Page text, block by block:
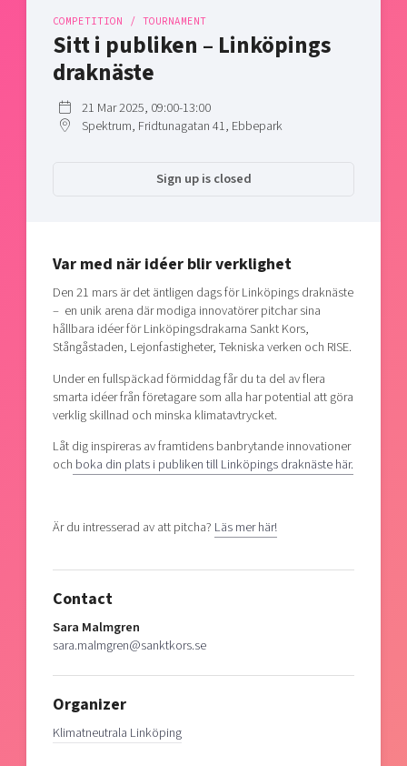
Shaping cities and regions
East Sweden Tech Women
Upscaling
Talent & skills
Startup & industry collaboration
Offers to boost your business
Funding opportunities
Our community of companies
Projects
Publications
Project toolbox
Locations
Today's lunch in Mjärdevi
COMPETITION / TOURNAMENT
Sitt i publiken – Linköpings
draknäste
21 Mar 2025, 09:00-13:00
Spektrum, Fridtunagatan 41, Ebbepark
Sign up is closed
Var med när idéer blir verklighet
Den 21 mars är det äntligen dags för Linköpings draknäste
– en unik arena där modiga innovatörer pitchar sina
hållbara idéer för Linköpingsdrakarna Sankt Kors,
Stångåstaden, Lejonfastigheter, Tekniska verken och RISE.
Under en fullspäckad förmiddag får du ta del av flera
smarta idéer från företagare som alla har potential att göra
verklig skillnad och minska klimatavtrycket.
Låt dig inspireras av framtidens banbrytande innovationer
och boka din plats i publiken till Linköpings draknäste här.
Är du intresserad av att pitcha? Läs mer här!
Contact
Sara Malmgren
sara.malmgren@sanktkors.se
Organizer
Klimatneutrala Linköping